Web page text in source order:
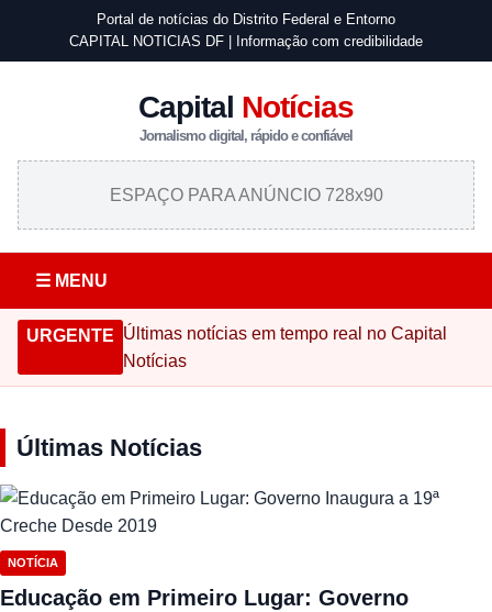
Portal de notícias do Distrito Federal e Entorno
CAPITAL NOTICIAS DF | Informação com credibilidade
Capital Notícias
Jornalismo digital, rápido e confiável
ESPAÇO PARA ANÚNCIO 728x90
☰ MENU
URGENTE Últimas notícias em tempo real no Capital
Notícias
Últimas Notícias
NOTÍCIA
Educação em Primeiro Lugar: Governo